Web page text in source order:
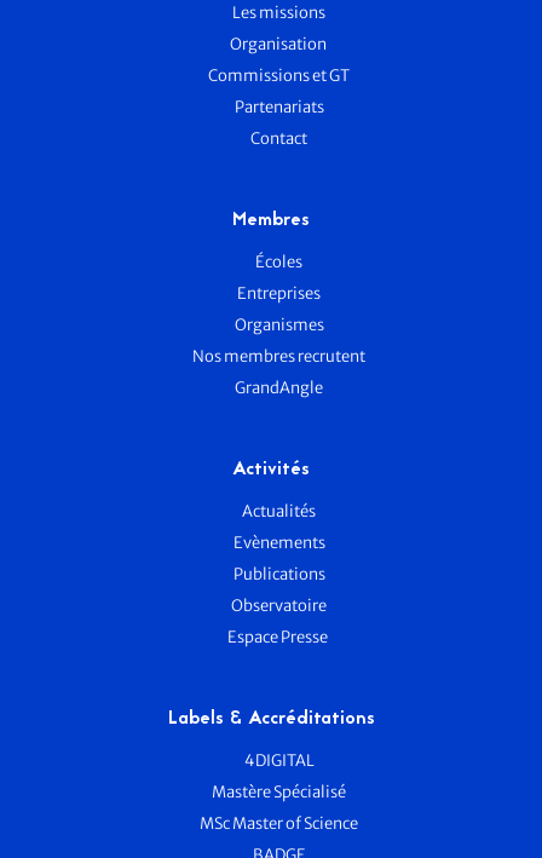
Les missions
Organisation
Commissions et GT
Partenariats
Contact
Membres
Écoles
Entreprises
Organismes
Nos membres recrutent
GrandAngle
Activités
Actualités
Evènements
Publications
Observatoire
Espace Presse
Labels & Accréditations
4DIGITAL
Mastère Spécialisé
MSc Master of Science